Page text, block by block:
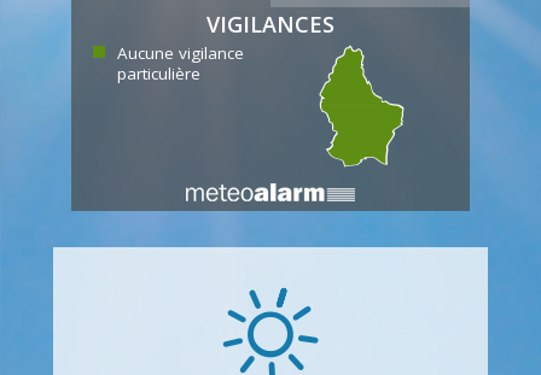
VIGILANCES
Aucune vigilance
particulière